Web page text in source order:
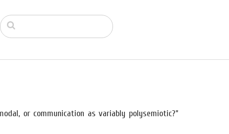
or communication as variably polysemiotic?”